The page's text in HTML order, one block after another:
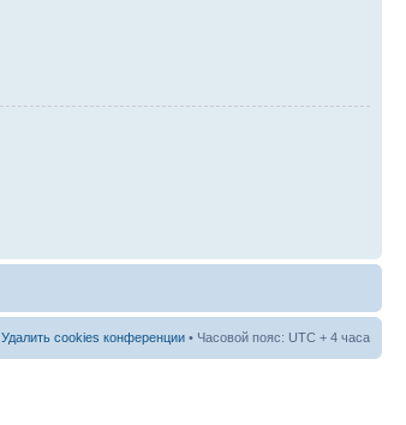
Удалить cookies конференции • Часовой пояс: UTC + 4 часа